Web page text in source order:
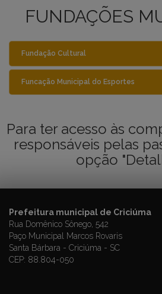
FUNDAÇÕES
Fundação Cultural
Funcação Municipal do Esportes
Para ter acesso às
responsáveis pelas
opção
Prefeitura municipal de Criciúma
Rua Domênico Sônego, 542
Paço Municipal Marcos Rovaris
Santa Bárbara - Criciúma - SC
CEP: 88.804-050